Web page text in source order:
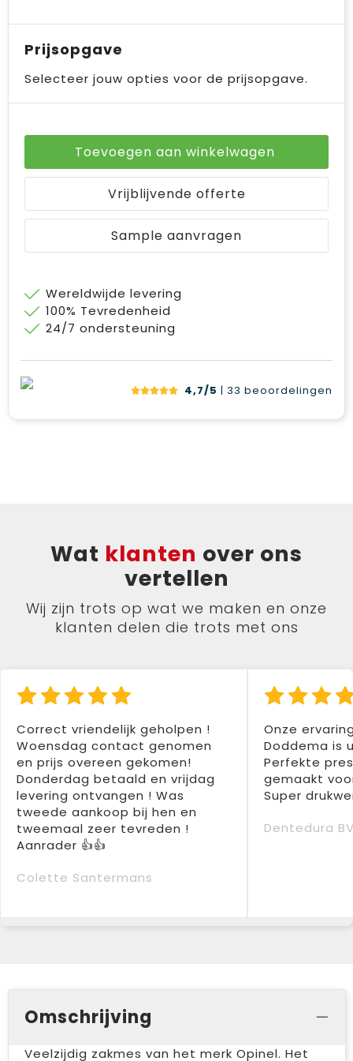
Ondergoed en Sokken
Ademhalingsbescherming
Laptop hoezen en tassen
Schoudertassen
Prijsopgave
Selecteer jouw opties voor de prijsopgave.
Toevoegen aan winkelwagen
Vrijblijvende offerte
Sample aanvragen
Wereldwijde levering
100% Tevredenheid
24/7 ondersteuning
4,7/5 | 33 beoordelingen
Wat klanten over ons
vertellen
Wij zijn trots op wat we maken en onze
klanten delen die trots met ons
Correct vriendelijk geholpen !
Woensdag contact genomen
en prijs overeen gekomen!
Donderdag betaald en vrijdag
levering ontvangen ! Was
tweede aankoop bij hen en
tweemaal zeer tevreden !
Aanrader 👍👍
Colette Santermans
Onze
Doddema is
Perfekte
gemaakt
Super
Dentedura
Omschrijving
Veelzijdig zakmes van het merk Opinel. Het